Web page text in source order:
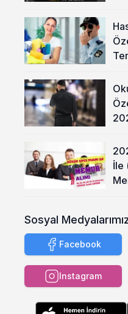
İle
Sosyal
Facebook
Instagram